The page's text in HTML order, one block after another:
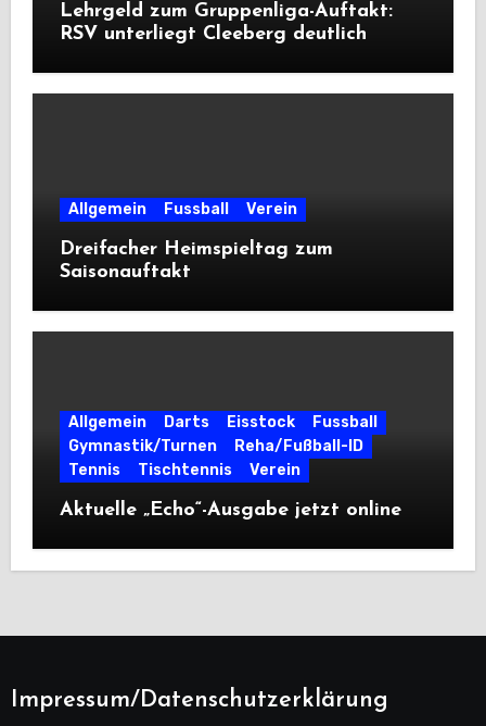
Lehrgeld zum Gruppenliga-Auftakt:
RSV unterliegt Cleeberg deutlich
Allgemein Fussball Verein
Dreifacher Heimspieltag zum
Saisonauftakt
Allgemein Darts Eisstock
Fussball
Gymnastik/Turnen
Reha/Fußball-ID
Tennis
Tischtennis Verein
Aktuelle „Echo“-Ausgabe jetzt online
Impressum/Datenschutzerklärung